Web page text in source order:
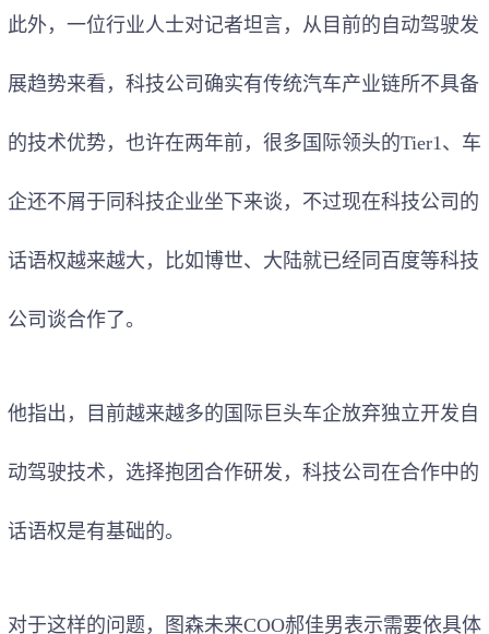
此外，一位行业人士对记者坦言，从目前的自动驾驶发
展趋势来看，科技公司确实有传统汽车产业链所不具备
的技术优势，也许在两年前，很多国际领头的Tier1、车
企还不屑于同科技企业坐下来谈，不过现在科技公司的
话语权越来越大，比如博世、大陆就已经同百度等科技
公司谈合作了。
他指出，目前越来越多的国际巨头车企放弃独立开发自
动驾驶技术，选择抱团合作研发，科技公司在合作中的
话语权是有基础的。
对于这样的问题，图森未来COO郝佳男表示需要依具体